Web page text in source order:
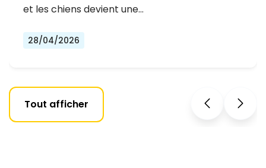
et les chiens devient une…
28/04/2026
Tout afficher